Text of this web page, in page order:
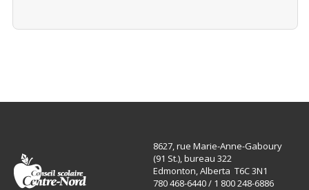
8627, rue Marie-Anne-Gaboury
(91 St.), bureau 322
Edmonton, Alberta T6C 3N1
780 468-6440 / 1 800 248-6886